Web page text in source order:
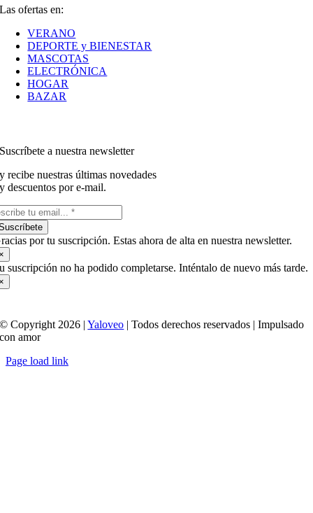
Las ofertas en:
VERANO
DEPORTE y BIENESTAR
MASCOTAS
ELECTRÓNICA
HOGAR
BAZAR
Suscríbete a nuestra newsletter
y recibe nuestras últimas novedades
y descuentos por e-mail.
por tu suscripción. Estas ahora de alta en nuestra newsletter.
suscripción no ha podido completarse. Inténtalo de nuevo más tarde.
© Copyright 2026 |Yaloveo | Todos derechos reservados | Impulsado
con amor
Page load link